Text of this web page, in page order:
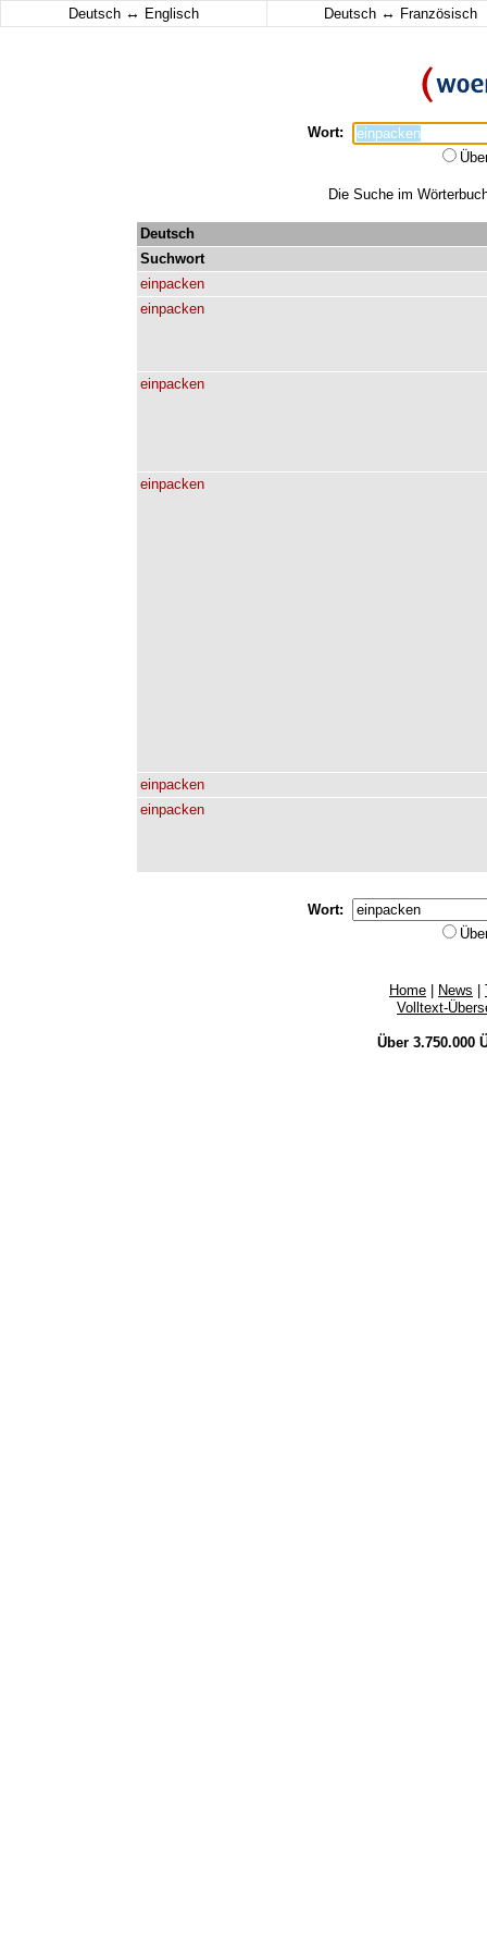
Deutsch ↔ Englisch Deutsch ↔ Französisch
Wort:
Die Suche im
Deutsch
Suchwort
einpacken
einpacken
einpacken
einpacken
einpacken
einpacken
Wort:
Home News
Volltext-
Über 3.750.000